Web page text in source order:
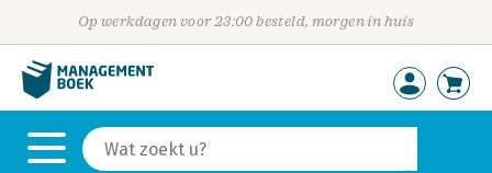
Op werkdagen voor 23:00 besteld, morgen in huis